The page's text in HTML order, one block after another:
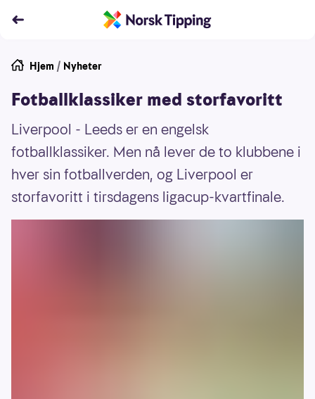
Hjem / Nyheter
Fotballklassiker med storfavoritt
Liverpool - Leeds er en engelsk
fotballklassiker. Men nå lever de to klubbene i
hver sin fotballverden, og Liverpool er
storfavoritt i tirsdagens ligacup-kvartfinale.